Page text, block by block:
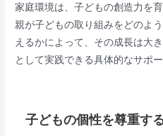
家庭環境は、子どもの創造力を
親が子どもの取り組みをどのよ
えるかによって、その成長は大
として実践できる具体的なサポ
子どもの個性を尊重す